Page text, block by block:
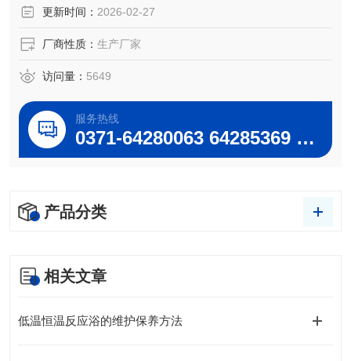
温精确等特点。
更新时间： 2026-02-27
厂商性质： 生产厂家
访问量： 5649
服务热线
0371-64280063 64285369 64285222
产品分类
相关文章
低温恒温反应浴的维护保养方法